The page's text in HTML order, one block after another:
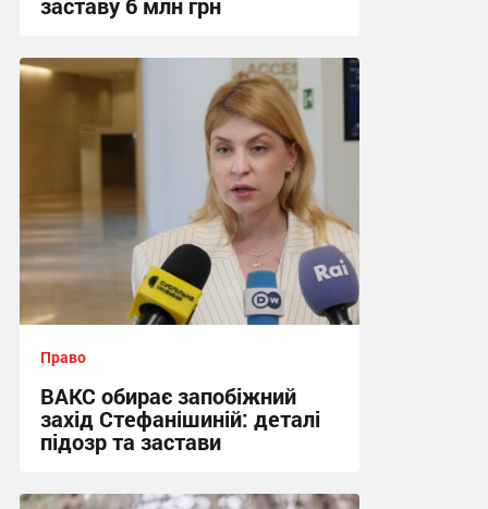
10:43, 6.08.2026
Право
ВАКС обирає запобіжний
захід Стефанішиній: деталі
підозр та застави